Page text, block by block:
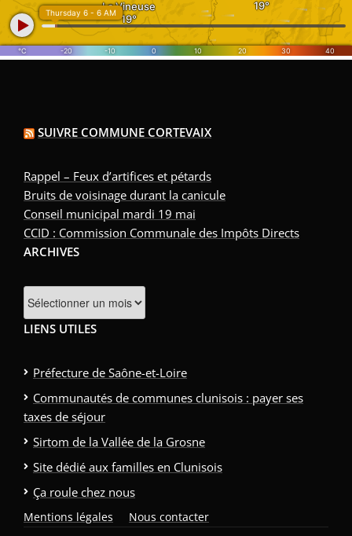
SUIVRE COMMUNE CORTEVAIX
Rappel – Feux d’artifices et pétards
Bruits de voisinage durant la canicule
Conseil municipal mardi 19 mai
CCID : Commission Communale des Impôts Directs
ARCHIVES
LIENS UTILES
Préfecture de Saône-et-Loire
Communautés de communes clunisois : payer ses
taxes de séjour
Sirtom de la Vallée de la Grosne
Site dédié aux familles en Clunisois
Ça roule chez nous
Mentions légales Nous contacter